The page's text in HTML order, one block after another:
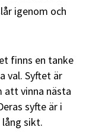
igenom och
finns en tanke
val. Syftet är
vinna nästa
syfte är i
sikt.